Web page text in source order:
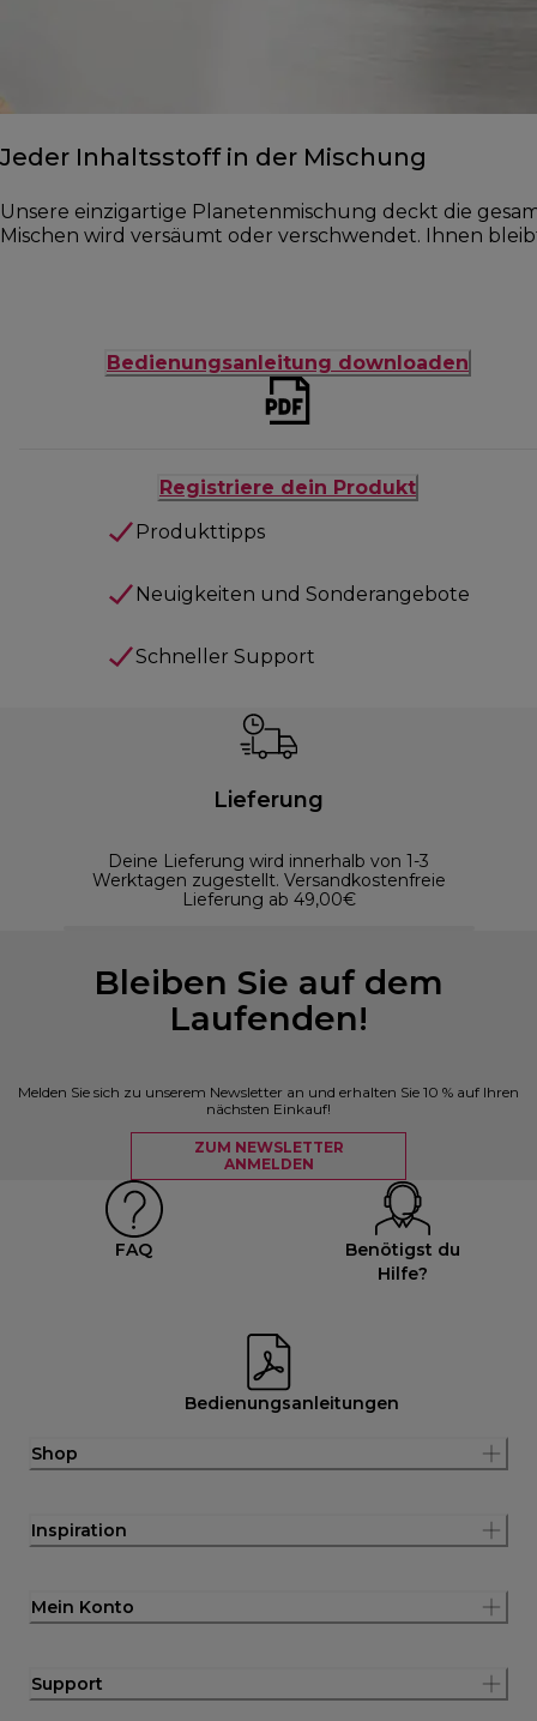
Jeder Inhaltsstoff in der Mischung
Unsere einzigartige Planetenmischung deckt die
Mischen wird versäumt oder verschwendet. Ihnen
Bedienungsanleitung downloaden
Registriere dein Produkt
Produkttipps
Neuigkeiten und Sonderangebote
Schneller Support
Lieferung
Deine Lieferung wird innerhalb von 1-3
Werktagen zugestellt. Versandkostenfreie
Lieferung ab 49,00€
Bleiben Sie auf dem
Laufenden!
Melden Sie sich zu unserem Newsletter an und erhalten Sie 10 % auf Ihren
nächsten Einkauf!
ZUM NEWSLETTER
ANMELDEN
FAQ
Benötigst du
Hilfe?
Bedienungsanleitungen
Shop
Inspiration
Mein Konto
Support